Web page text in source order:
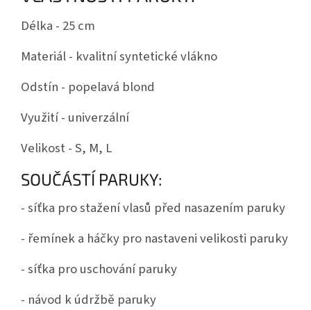
Délka - 25 cm
Materiál - kvalitní syntetické vlákno
Odstín - popelavá blond
Využití - univerzální
Velikost - S, M, L
SOUČÁSTÍ PARUKY:
- síťka pro stažení vlasů před nasazením paruky
- řemínek a háčky pro nastaveni velikosti paruky
- síťka pro uschování paruky
- návod k údržbě paruky